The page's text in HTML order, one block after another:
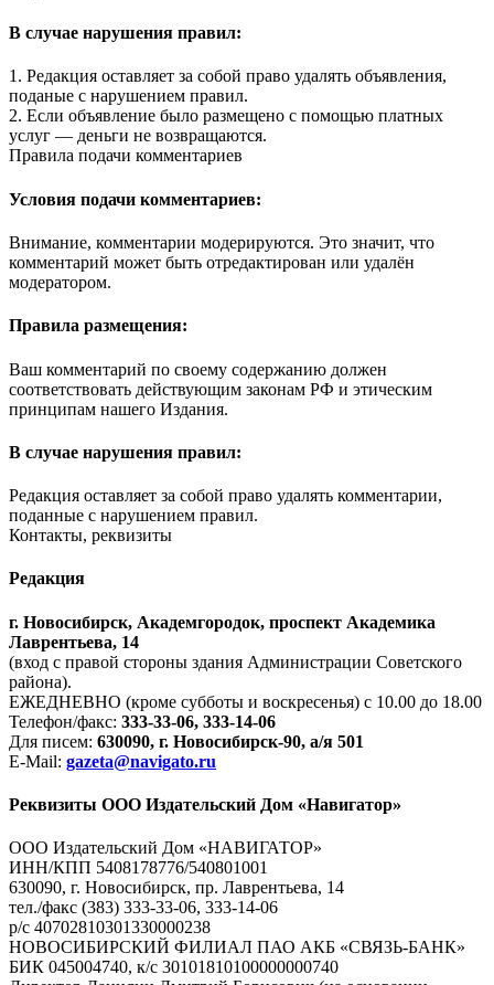
В случае нарушения правил:
1. Редакция оставляет за собой право удалять объявления,
поданые с нарушением правил.
2. Если объявление было размещено с помощью платных
услуг — деньги не возвращаются.
Правила подачи комментариев
Условия подачи комментариев:
Внимание, комментарии модерируются. Это значит, что
комментарий может быть отредактирован или удалён
модератором.
Правила размещения:
Ваш комментарий по своему содержанию должен
соответствовать действующим законам РФ и этическим
принципам нашего Издания.
В случае нарушения правил:
Редакция оставляет за собой право удалять комментарии,
поданные с нарушением правил.
Контакты, реквизиты
Редакция
г. Новосибирск, Академгородок, проспект Академика
Лаврентьева, 14
(вход с правой стороны здания Администрации Советского
района).
ЕЖЕДНЕВНО (кроме субботы и воскресенья) с 10.00 до 18.00
Телефон/факс: 333-33-06, 333-14-06
Для писем: 630090, г. Новосибирск-90, а/я 501
E-Mail: gazeta@navigato.ru
Реквизиты ООО Издательский Дом «Навигатор»
ООО Издательский Дом «НАВИГАТОР»
ИНН/КПП 5408178776/540801001
630090, г. Новосибирск, пр. Лаврентьева, 14
тел./факс (383) 333-33-06, 333-14-06
р/с 40702810301330000238
НОВОСИБИРСКИЙ ФИЛИАЛ ПАО АКБ «СВЯЗЬ-БАНК»
БИК 045004740, к/с 30101810100000000740